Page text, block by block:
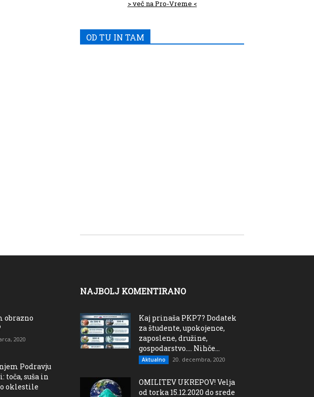
> več na Pro-Vreme <
OD TU IN TAM
obrazno
2020
Podravju
toča, suša in
oklestile
NAJBOLJ KOMENTIRANO
Kaj prinaša PKP7? Dodatek
za študente, upokojence,
zaposlene, družine,
gospodarstvo…. Nihče...
Aktualno 20. decembra, 2020
OMILITEV UKREPOV! Velja
od torka 15.12.2020 do srede